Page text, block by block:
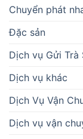
Chuyển phát
Đặc sản
Dịch vụ Gửi Trà
Dịch vụ khác
Dịch Vụ Vận
Dịch vụ vận